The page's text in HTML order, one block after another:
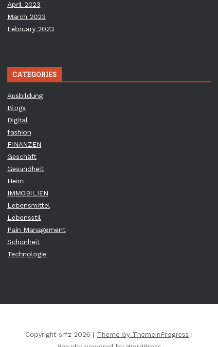
April 2023
March 2023
February 2023
CATEGORIES
Ausbildung
Blogs
Digital
fashion
FINANZEN
Geschäft
Gesundheit
Heim
IMMOBILIEN
Lebensmittel
Lebensstil
Pain Management
Schönheit
Technologie
Copyright srfz 2026 | Theme by ThemeinProgress |